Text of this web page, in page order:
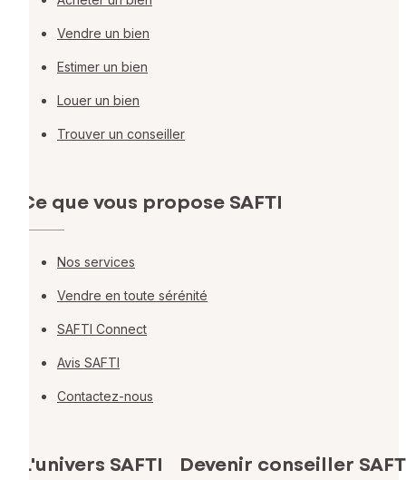
Vendre un bien
Estimer un bien
Louer un bien
Trouver un conseiller
Ce que vous propose SAFTI
Nos services
Vendre en toute sérénité
SAFTI Connect
Avis SAFTI
Contactez-nous
L'univers SAFTI Devenir conseiller